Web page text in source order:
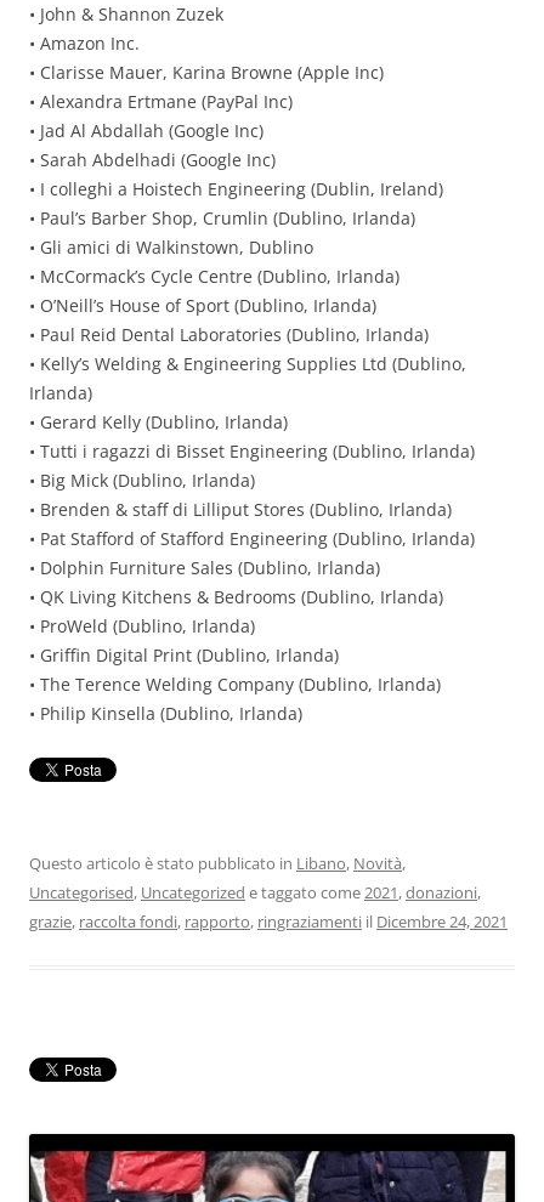
• John & Shannon Zuzek
• Amazon Inc.
• Clarisse Mauer, Karina Browne (Apple Inc)
• Alexandra Ertmane (PayPal Inc)
• Jad Al Abdallah (Google Inc)
• Sarah Abdelhadi (Google Inc)
• I colleghi a Hoistech Engineering (Dublin, Ireland)
• Paul’s Barber Shop, Crumlin (Dublino, Irlanda)
• Gli amici di Walkinstown, Dublino
• McCormack’s Cycle Centre (Dublino, Irlanda)
• O’Neill’s House of Sport (Dublino, Irlanda)
• Paul Reid Dental Laboratories (Dublino, Irlanda)
• Kelly’s Welding & Engineering Supplies Ltd (Dublino,
Irlanda)
• Gerard Kelly (Dublino, Irlanda)
• Tutti i ragazzi di Bisset Engineering (Dublino, Irlanda)
• Big Mick (Dublino, Irlanda)
• Brenden & staff di Lilliput Stores (Dublino, Irlanda)
• Pat Stafford of Stafford Engineering (Dublino, Irlanda)
• Dolphin Furniture Sales (Dublino, Irlanda)
• QK Living Kitchens & Bedrooms (Dublino, Irlanda)
• ProWeld (Dublino, Irlanda)
• Griffin Digital Print (Dublino, Irlanda)
• The Terence Welding Company (Dublino, Irlanda)
• Philip Kinsella (Dublino, Irlanda)
Questo articolo è stato pubblicato in Libano, Novità,
Uncategorised, Uncategorized e taggato come2021,donazioni,
grazie, raccolta fondi, rapporto, ringraziamenti il Dicembre 24, 2021